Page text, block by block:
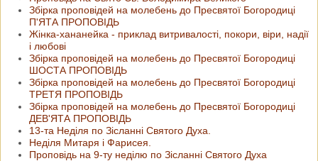
Збірка проповідей на молебень до Пресвятої Богородиці
П'ЯТА ПРОПОВІДЬ
Жінка-хананейка - приклад витривалості, покори, віри, надії
і любові
Збірка проповідей на молебень до Пресвятої Богородиці
ШОСТА ПРОПОВІДЬ
Збірка проповідей на молебень до Пресвятої Богородиці
ТРЕТЯ ПРОПОВІДЬ
Збірка проповідей на молебень до Пресвятої Богородиці
ДЕВ'ЯТА ПРОПОВІДЬ
13-та Неділя по Зісланні Святого Духа.
Неділя Митаря і Фарисея.
Проповідь на 9-ту неділю по Зісланні Святого Духа